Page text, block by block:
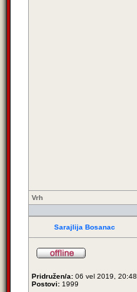
Vrh
Sarajlija Bosanac
Pridružen/a: 06 vel 2019, 20:48
Postovi: 1999